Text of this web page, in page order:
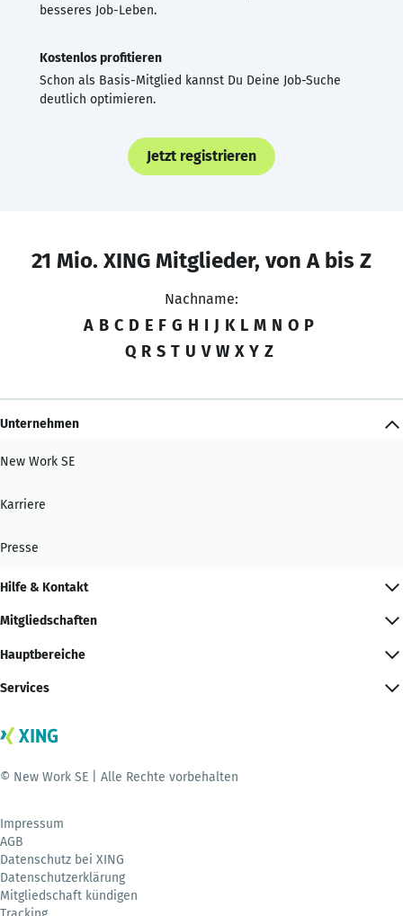
besseres Job-Leben.
Kostenlos profitieren
Schon als Basis-Mitglied kannst Du Deine Job-Suche
deutlich optimieren.
Jetzt registrieren
21 Mio. XING Mitglieder, von A bis Z
Nachname:
A B C D E F G H I J K L M N O P
Q R S T U V W X Y Z
Unternehmen
New Work SE
Karriere
Presse
Hilfe & Kontakt
Mitgliedschaften
Hauptbereiche
Services
© New Work SE | Alle Rechte vorbehalten
Impressum
AGB
Datenschutz bei XING
Datenschutzerklärung
Mitgliedschaft kündigen